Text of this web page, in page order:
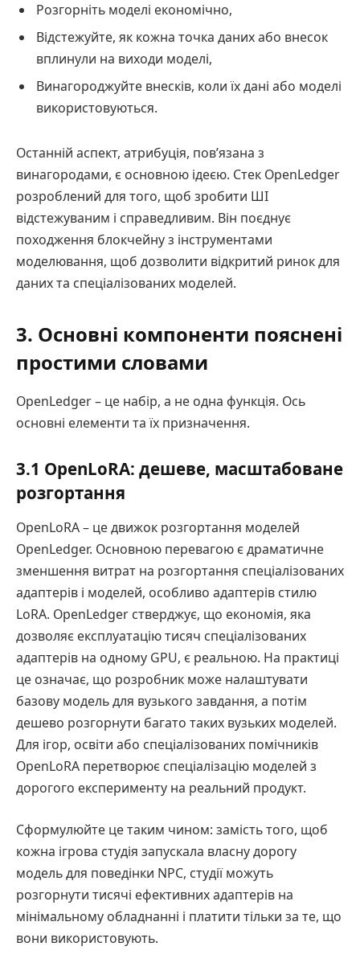
Розгорніть моделі економічно,
Відстежуйте, як кожна точка даних або внесок
вплинули на виходи моделі,
Винагороджуйте внесків, коли їх дані або моделі
використовуються.
Останній аспект, атрибуція, пов’язана з
винагородами, є основною ідеєю. Стек OpenLedger
розроблений для того, щоб зробити ШІ
відстежуваним і справедливим. Він поєднує
походження блокчейну з інструментами
моделювання, щоб дозволити відкритий ринок для
даних та спеціалізованих моделей.
3. Основні компоненти пояснені
простими словами
OpenLedger – це набір, а не одна функція. Ось
основні елементи та їх призначення.
3.1 OpenLoRA: дешеве, масштабоване
розгортання
OpenLoRA – це движок розгортання моделей
OpenLedger. Основною перевагою є драматичне
зменшення витрат на розгортання спеціалізованих
адаптерів і моделей, особливо адаптерів стилю
LoRA. OpenLedger стверджує, що економія, яка
дозволяє експлуатацію тисяч спеціалізованих
адаптерів на одному GPU, є реальною. На практиці
це означає, що розробник може налаштувати
базову модель для вузького завдання, а потім
дешево розгорнути багато таких вузьких моделей.
Для ігор, освіти або спеціалізованих помічників
OpenLoRA перетворює спеціалізацію моделей з
дорогого експерименту на реальний продукт.
Сформулюйте це таким чином: замість того, щоб
кожна ігрова студія запускала власну дорогу
модель для поведінки NPC, студії можуть
розгорнути тисячі ефективних адаптерів на
мінімальному обладнанні і платити тільки за те, що
вони використовують.